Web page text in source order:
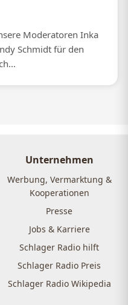
Moderatoren Inka
Schmidt für den
Unternehmen
Werbung, Vermarktung &
Kooperationen
Presse
Jobs & Karriere
Schlager Radio hilft
Schlager Radio Preis
Schlager Radio Wikipedia